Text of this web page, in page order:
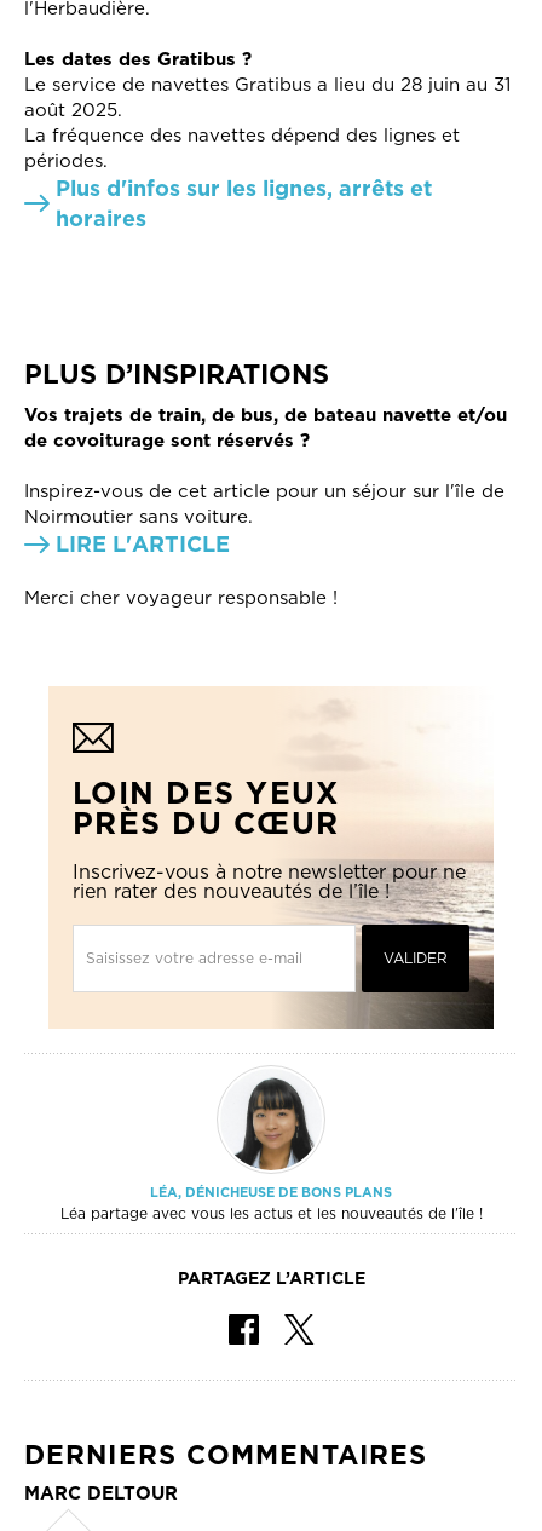
l'Herbaudière.
Les dates des Gratibus ?
Le service de navettes Gratibus a lieu du 28 juin au 31
août 2025.
La fréquence des navettes dépend des lignes et
périodes.
Plus d'infos sur les lignes, arrêts et
horaires
PLUS D’INSPIRATIONS
Vos trajets de train, de bus, de bateau navette et/ou
de covoiturage sont réservés ?
Inspirez-vous de cet article pour un séjour sur l'île de
Noirmoutier sans voiture.
LIRE L'ARTICLE
Merci cher voyageur responsable !
LOIN DES YEUX
PRÈS DU CŒUR
Inscrivez-vous à notre newsletter pour ne
rien rater des nouveautés de l’île !
Saisissez votre adresse e-mail VALIDER
LÉA, DÉNICHEUSE DE BONS PLANS
Léa partage avec vous les actus et les nouveautés de l'île !
PARTAGEZ L’ARTICLE
DERNIERS COMMENTAIRES
MARC DELTOUR